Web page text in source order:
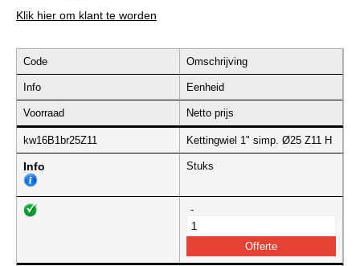
Klik hier om klant te worden
Code Omschrijving
Info Eenheid
Voorraad Netto prijs
kw16B1br25Z11 Kettingwiel 1" simp. Ø25 Z11 H
Info Stuks
-